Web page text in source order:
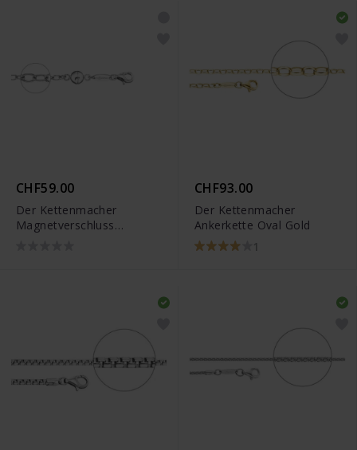
CHF59.00
Der Kettenmacher
Magnetverschluss
CHF93.00
Der Kettenmacher
Ankerkette Oval Gold
1